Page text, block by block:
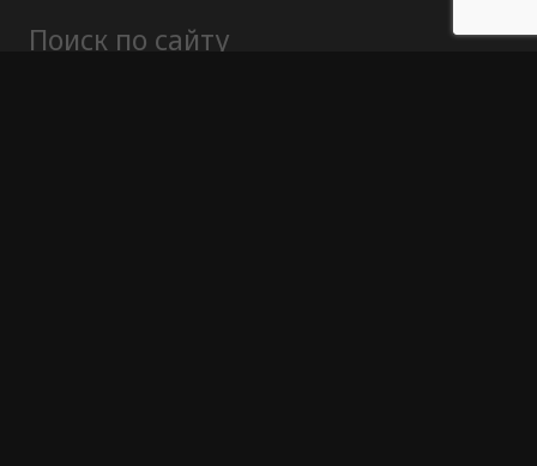
Поиск по сайту